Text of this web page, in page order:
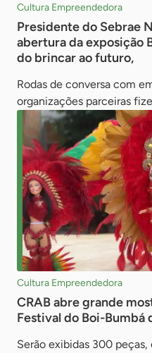
Cultura Empreendedora
Presidente do Sebrae
abertura da exposição
do brincar ao futuro,
Rodas de conversa com
organizações parceiras
Cultura Empreendedora
CRAB abre grande
Festival do Boi-Bumbá
Serão exibidas 300